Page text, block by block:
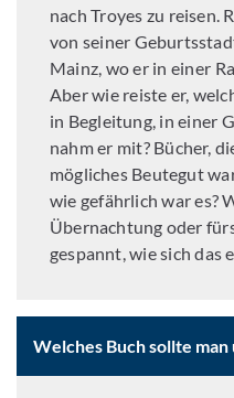
nach Troyes zu reisen.
von seiner
Mainz, wo er in einer
Aber wie reiste er,
in Begleitung, in einer
nahm er mit? Bücher,
mögliches Beutegut
wie gefährlich war es?
Übernachtung oder
gespannt, wie sich das
Welches Buch sollte